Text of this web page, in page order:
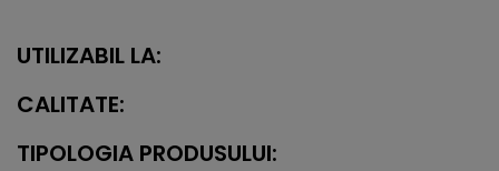
UTILIZABIL LA:
CALITATE:
TIPOLOGIA PRODUSULUI: